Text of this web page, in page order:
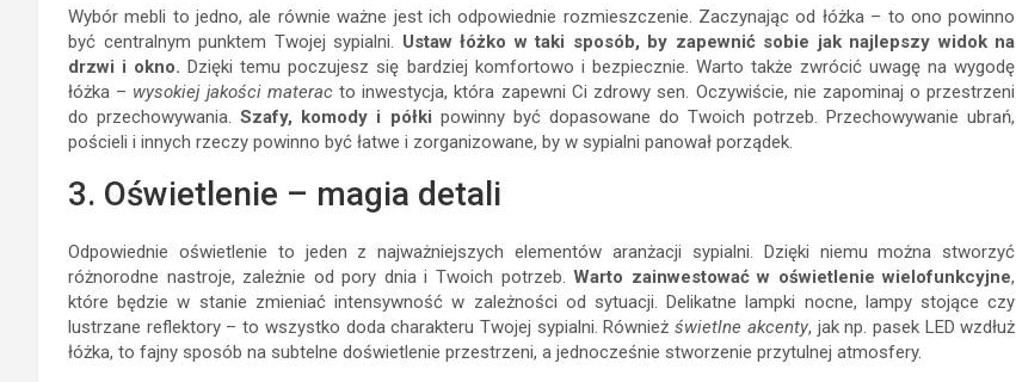
Wybór mebli to jedno, ale równie ważne jest ich odpowiednie rozmieszczenie. Zaczynając od łóżka – to ono powinno
być centralnym punktem Twojej sypialni. Ustaw łóżko w taki sposób, by zapewnić sobie jak najlepszy widok na
drzwi i okno.Dzięki temu poczujesz się bardziej komfortowo i bezpiecznie. Warto także zwrócić uwagę na wygodę
łóżka – wysokiej jakości materacto inwestycja, która zapewni Ci zdrowy sen. Oczywiście, nie zapominaj o przestrzeni
do przechowywania.Szafy, komody i półki powinny być dopasowane do Twoich potrzeb. Przechowywanie ubrań,
pościeli i innych rzeczy powinno być łatwe i zorganizowane, by w sypialni panował porządek.
3. Oświetlenie – magia detali
Odpowiednie oświetlenie to jeden z najważniejszych elementów aranżacji sypialni. Dzięki niemu można stworzyć
różnorodne nastroje, zależnie od pory dnia i Twoich potrzeb.Warto zainwestować w oświetlenie wielofunkcyjne,
które będzie w stanie zmieniać intensywność w zależności od sytuacji. Delikatne lampki nocne, lampy stojące czy
lustrzane reflektory – to wszystko doda charakteru Twojej sypialni. Równieżświetlne akcenty, jak np. pasek LED wzdłuż
łóżka, to fajny sposób na subtelne doświetlenie przestrzeni, a jednocześnie stworzenie przytulnej atmosfery.